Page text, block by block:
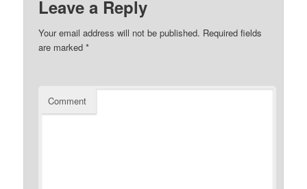
Leave a Reply
Your email address will not be published. Required fields
are marked*
Comment